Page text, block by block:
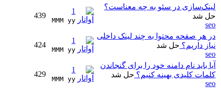
لینک‌سازی در سئو به چه معناست؟
حل شد
seo
1
MMM yy
439
در هر صفحه محتوا به چند لینک داخلی
نیاز داریم؟ حل شد
seo
1
MMM yy
424
آیا باید نام دامنه خود را برای گنجاندن
کلمات کلیدی بهینه کنیم؟ حل شد
seo
1
MMM yy
429